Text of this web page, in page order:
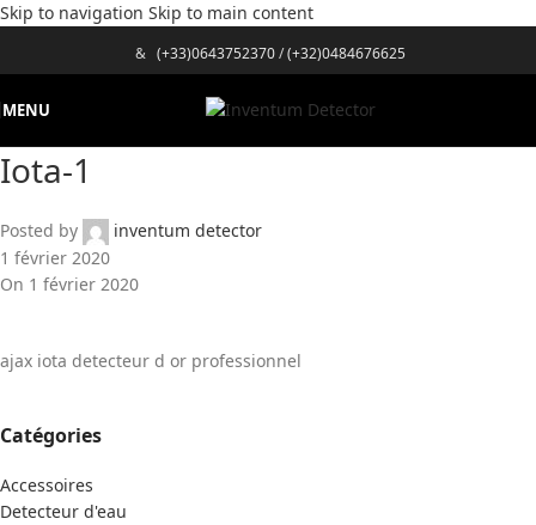
Skip to navigation Skip to main content
& (+33)0643752370/(+32)0484676625
MENU
Iota-1
Posted by
inventum detector
1 février 2020
On 1 février 2020
ajax iota detecteur d or professionnel
Catégories
Accessoires
Detecteur d'eau